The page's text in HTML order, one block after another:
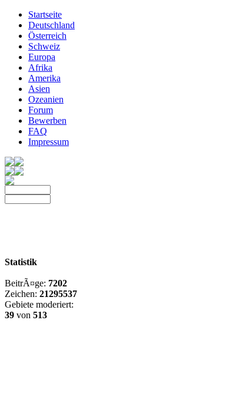
Startseite
Deutschland
Österreich
Schweiz
Europa
Afrika
Amerika
Asien
Ozeanien
Forum
Bewerben
FAQ
Impressum
Statistik
BeitrÃ¤ge: 7202
Zeichen: 21295537
Gebiete moderiert:
39 von 513